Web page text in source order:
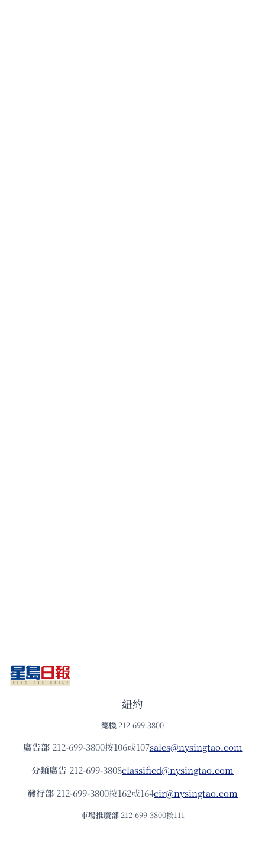
紐約
總機 212-699-3800
廣告部212-699-3800按106或107sales@nysingtao.com
分類廣告 212-699-3808classified@nysingtao.com
發⾏部 212-699-3800按162或164cir@nysingtao.com
市場推廣部 212-699-3800按111